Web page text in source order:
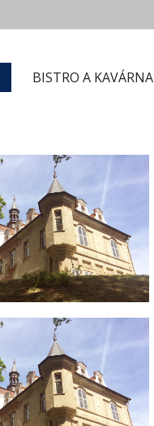
BISTRO A KAVÁRNA